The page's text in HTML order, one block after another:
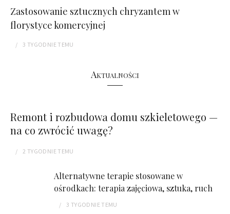
Zastosowanie sztucznych chryzantem w
florystyce komercyjnej
3 TYGODNIE TEMU
Aktualności
Remont i rozbudowa domu szkieletowego —
na co zwrócić uwagę?
2 TYGODNIE TEMU
Alternatywne terapie stosowane w
ośrodkach: terapia zajęciowa, sztuka, ruch
3 TYGODNIE TEMU